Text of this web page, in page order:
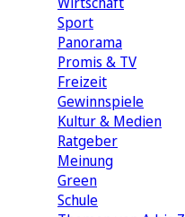
Sport
Panorama
Promis & TV
Freizeit
Gewinnspiele
Kultur & Medien
Ratgeber
Meinung
Green
Schule